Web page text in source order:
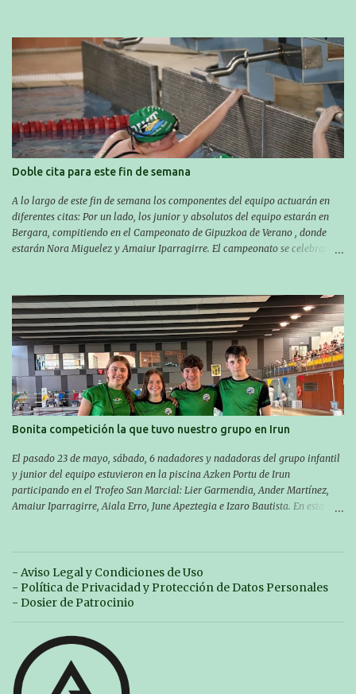
domingo los MASTERS tendrán el II TROFEO MASTER DE ZARAUTZ. La
competición se celebrará en Zarautz a las 16:00 la jornada del sabado y a
las 10:00 la del domingo. Los/las nadadores/as tendrán que estar en la
piscina a las 14:30 el sabado y a las 8:30 el domingo (polideportivo
Aritzbatalde). SERIES
Doble cita para este fin de semana
A lo largo de este fin de semana los componentes del equipo actuarán en
diferentes citas: Por un lado, los junior y absolutos del equipo estarán en
Bergara, compitiendo en el Campeonato de Gipuzkoa de Verano , donde
estarán Nora Miguelez y Amaiur Iparragirre. El campeonato se celebrará
sábado por la tarde a las 16:30. Por otro lado, otro grupo pequeño actuará
en el polideportivo Antzizar de Beasain en el XXIIIº memorial Leire
Contreras , en una mañana popular festiva organizada por el club Igartza.
Las pruebas empezarán a las 10:30, a las 11:30 habrá pruebas populares
australianas y después habrá un almuerzo para todos y todas las
participantes. Toda la información sobre convocatorias y competiciones la
encontraréis en nuestra web, en el siguiente enlace:
https://www.es.buruntzaldeaikt.eus/competici%C3%B3n/egutegia#h.9xisch
p06awl ¡Mucha suert...
Bonita competición la que tuvo nuestro grupo en Irun
El pasado 23 de mayo, sábado, 6 nadadores y nadadoras del grupo infantil
y junior del equipo estuvieron en la piscina Azken Portu de Irun
participando en el Trofeo San Marcial: Lier Garmendia, Ander Martínez,
Amaiur Iparragirre, Aiala Erro, June Apeztegia e Izaro Bautista. En esta
marcas. A pesar de no conseguir marca, pasaron una tarde muy buena y
sirvió para reforzar su experiencia. La mayoría ya ha terminado la
temporada, pero seguiremos trabajando con quienes están en la recta final,
trabajando para que cada uno consiga sus objetivos personales. BRNPWR!
- Aviso Legal y Condiciones de Uso
- Política de Privacidad y Protección de Datos Personales
- Dosier de Patrocinio